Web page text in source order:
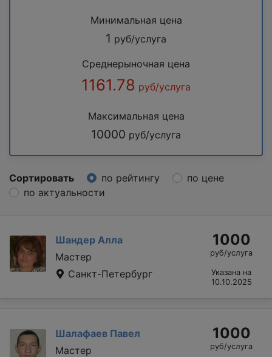
Минимальная цена
1 руб/услуга
Среднерыночная цена
1161.78 руб/услуга
Максимальная цена
10000 руб/услуга
Сортировать по рейтингу
по цене
по актуальности
Шандер Алла
Мастер
Санкт-Петербург
1000
руб/услуга
Указана на
10.10.2025
Шалафаев Павел
Мастер
1000
руб/услуга